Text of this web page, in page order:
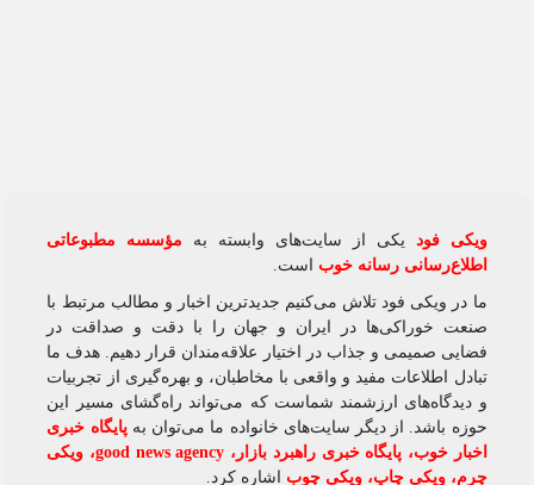
ویکی‌ فودیکی از سایت‌های وابسته به
مؤسسه مطبوعاتی
اطلاع‌رسانی رسانه خوباست.
ما در ویکی‌ فود تلاش می‌کنیم جدیدترین اخبار و مطالب مرتبط با
صنعت خوراکی‌ها در ایران و جهان را با دقت و صداقت در
فضایی صمیمی و جذاب در اختیار علاقه‌مندان قرار دهیم. هدف ما
تبادل اطلاعات مفید و واقعی با مخاطبان، و بهره‌گیری از تجربیات
و دیدگاه‌های ارزشمند شماست که می‌تواند راه‌گشای مسیر این
حوزه باشد. از دیگر سایت‌های خانواده ما می‌توان بهپایگاه خبری
اخبار خوب،پایگاه خبری راهبرد بازار ،good news agency،ویکی
چرم،ویکی چاپ،ویکی چوباشاره کرد.